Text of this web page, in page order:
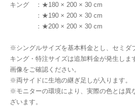
キング ：★180 × 200 × 30 cm
：★190 × 200 × 30 cm
：★200 × 200 × 30 cm
※シングルサイズを基本料金とし、セミダ
キング・特注サイズは追加料金が発生しま
画像をご確認ください。
※両サイドに生地の継ぎ足しが入ります。
※モニターの環境により、実際の色とは異
ざいます。